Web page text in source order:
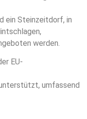
ein Steinzeitdorf, in
werden.
EU-
umfassend